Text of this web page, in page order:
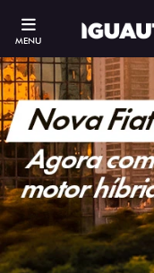
MENU